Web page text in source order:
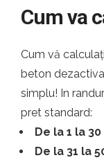
Cum va
Cum vă
beton
simplu! In
pret standard:
De la 1 la 30
De la 31 la